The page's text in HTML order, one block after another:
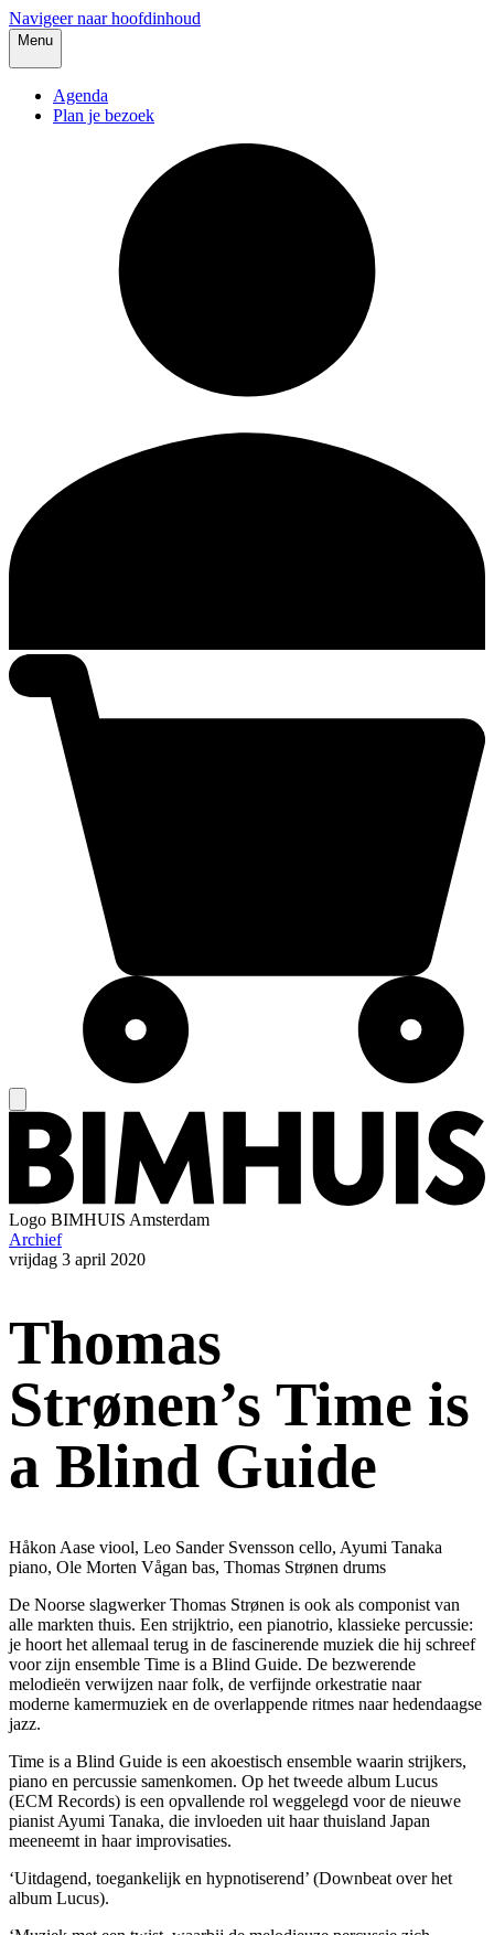
Navigeer naar hoofdinhoud
Menu
Agenda
Plan je bezoek
Logo BIMHUIS Amsterdam
Archief
vrijdag 3 april 2020
Thomas
Strønen’s Time is
a Blind Guide
Håkon Aase viool, Leo Sander Svensson cello, Ayumi Tanaka
piano, Ole Morten Vågan bas, Thomas Strønen drums
De Noorse slagwerker Thomas Strønen is ook als componist van
alle markten thuis. Een strijktrio, een pianotrio, klassieke percussie:
je hoort het allemaal terug in de fascinerende muziek die hij schreef
voor zijn ensemble Time is a Blind Guide. De bezwerende
melodieën verwijzen naar folk, de verfijnde orkestratie naar
moderne kamermuziek en de overlappende ritmes naar hedendaagse
jazz.
Time is a Blind Guide is een akoestisch ensemble waarin strijkers,
piano en percussie samenkomen. Op het tweede album Lucus
(ECM Records) is een opvallende rol weggelegd voor de nieuwe
pianist Ayumi Tanaka, die invloeden uit haar thuisland Japan
meeneemt in haar improvisaties.
‘Uitdagend, toegankelijk en hypnotiserend’ (Downbeat over het
album Lucus).